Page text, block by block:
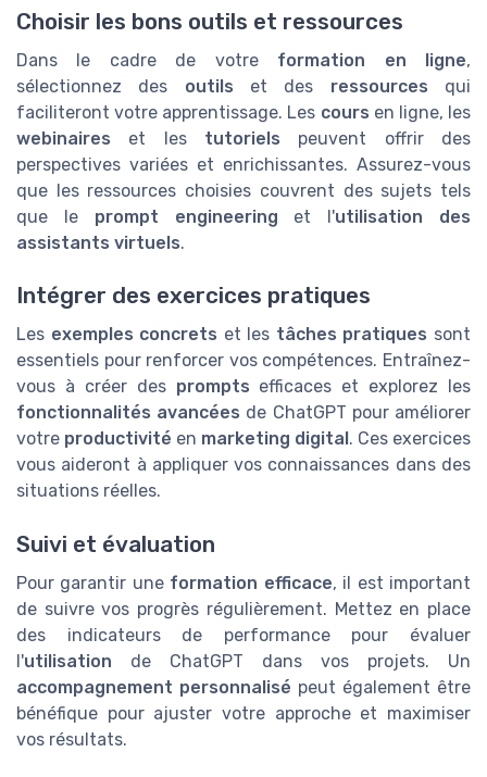
Choisir les bons outils et ressources
Dans le cadre de votre formation en ligne,
sélectionnez des outils et des ressources qui
faciliteront votre apprentissage. Les cours en ligne, les
webinaires et les tutoriels peuvent offrir des
perspectives variées et enrichissantes. Assurez-vous
que les ressources choisies couvrent des sujets tels
que le prompt engineering et l'utilisation des
assistants virtuels.
Intégrer des exercices pratiques
Les exemples concrets et les tâches pratiques sont
essentiels pour renforcer vos compétences. Entraînez-
vous à créer des prompts efficaces et explorez les
fonctionnalités avancées de ChatGPT pour améliorer
votre productivité en marketing digital . Ces exercices
vous aideront à appliquer vos connaissances dans des
situations réelles.
Suivi et évaluation
Pour garantir une formation efficace, il est important
de suivre vos progrès régulièrement. Mettez en place
des indicateurs de performance pour évaluer
l'utilisation de ChatGPT dans vos projets. Un
accompagnement personnalisé peut également être
bénéfique pour ajuster votre approche et maximiser
vos résultats.